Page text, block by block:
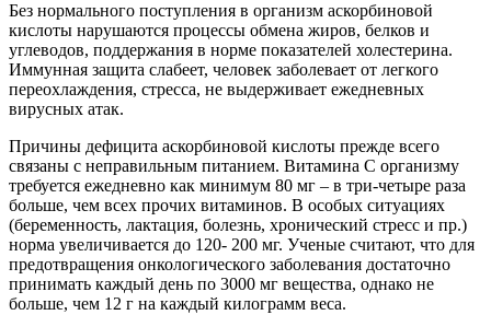
Без нормального поступления в организм аскорбиновой
кислоты нарушаются процессы обмена жиров, белков и
углеводов, поддержания в норме показателей холестерина.
Иммунная защита слабеет, человек заболевает от легкого
переохлаждения, стресса, не выдерживает ежедневных
вирусных атак.
Причины дефицита аскорбиновой кислоты прежде всего
связаны с неправильным питанием. Витамина С организму
требуется ежедневно как минимум 80 мг – в три-четыре раза
больше, чем всех прочих витаминов. В особых ситуациях
(беременность, лактация, болезнь, хронический стресс и пр.)
норма увеличивается до 120- 200 мг. Ученые считают, что для
предотвращения онкологического заболевания достаточно
принимать каждый день по 3000 мг вещества, однако не
больше, чем 12 г на каждый килограмм веса.